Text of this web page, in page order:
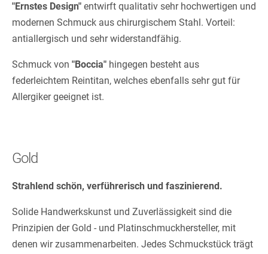
"Ernstes Design" entwirft qualitativ sehr hochwertigen und
modernen Schmuck aus chirurgischem Stahl. Vorteil:
antiallergisch und sehr widerstandfähig.
Schmuck von "Boccia" hingegen besteht aus
federleichtem Reintitan, welches ebenfalls sehr gut für
Allergiker geeignet ist.
Gold
Strahlend schön, verführerisch und faszinierend.
Solide Handwerkskunst und Zuverlässigkeit sind die
Prinzipien der Gold - und Platinschmuckhersteller, mit
denen wir zusammenarbeiten. Jedes Schmuckstück trägt